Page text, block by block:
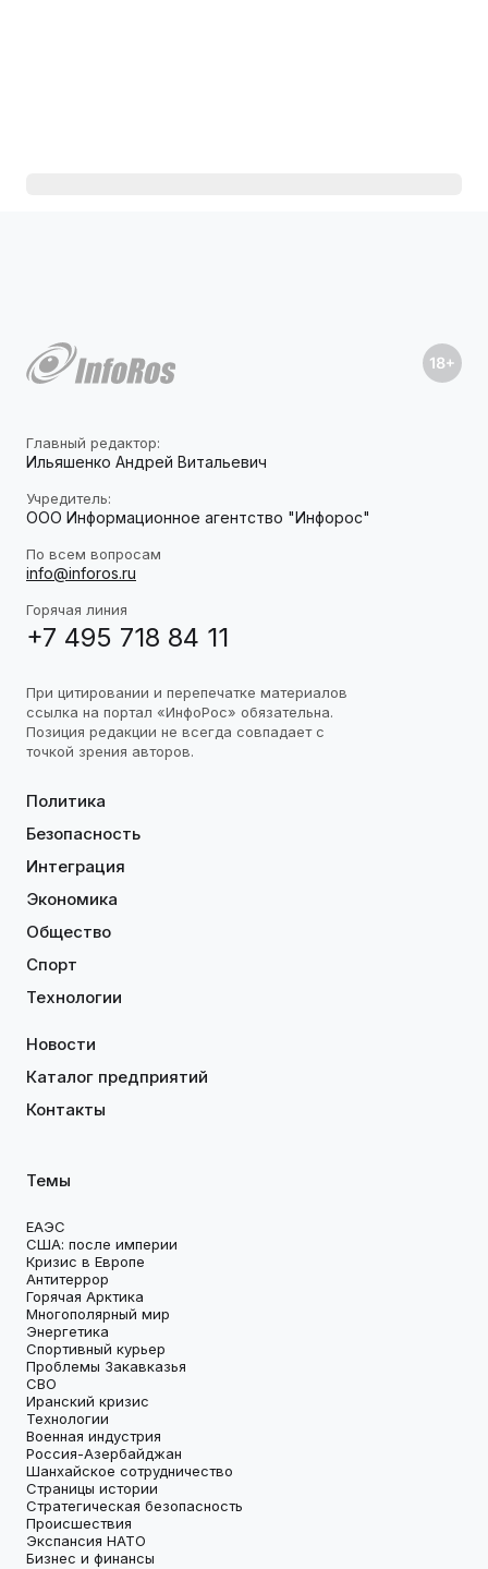
Главный редактор:
Ильяшенко Андрей Витальевич
Учредитель:
ООО Информационное агентство "Инфорос"
По всем вопросам
info@inforos.ru
Горячая линия
+7 495 718 84 11
При цитировании и перепечатке материалов
ссылка на портал «ИнфоРос» обязательна.
Позиция редакции не всегда совпадает с
точкой зрения авторов.
Политика
Безопасность
Интеграция
Экономика
Общество
Спорт
Технологии
Новости
Каталог предприятий
Контакты
Темы
ЕАЭС
США: после империи
Кризис в Европе
Антитеррор
Горячая Арктика
Многополярный мир
Энергетика
Спортивный курьер
Проблемы Закавказья
СВО
Иранский кризис
Технологии
Военная индустрия
Россия-Азербайджан
Шанхайское сотрудничество
Страницы истории
Стратегическая безопасность
Происшествия
Экспансия НАТО
Бизнес и финансы